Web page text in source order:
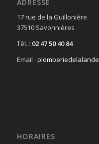
ADRESSE
17 rue de la Guillonière
37510 Savonnières
Tél. : 02 47 50 40 84
Email :
HORAIRES